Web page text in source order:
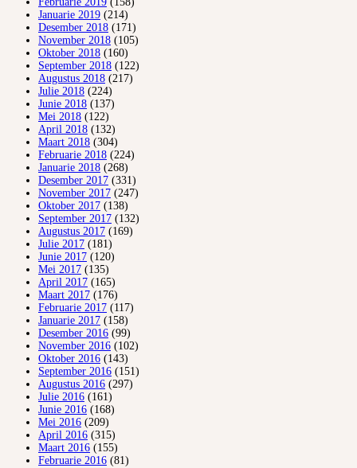
Januarie 2019 (214)
Desember 2018 (171)
November 2018 (105)
Oktober 2018 (160)
September 2018 (122)
Augustus 2018 (217)
Julie 2018 (224)
Junie 2018 (137)
Mei 2018 (122)
April 2018 (132)
Maart 2018 (304)
Februarie 2018 (224)
Januarie 2018 (268)
Desember 2017 (331)
November 2017 (247)
Oktober 2017 (138)
September 2017 (132)
Augustus 2017 (169)
Julie 2017 (181)
Junie 2017 (120)
Mei 2017 (135)
April 2017 (165)
Maart 2017 (176)
Februarie 2017 (117)
Januarie 2017 (158)
Desember 2016 (99)
November 2016 (102)
Oktober 2016 (143)
September 2016 (151)
Augustus 2016 (297)
Julie 2016 (161)
Junie 2016 (168)
Mei 2016 (209)
April 2016 (315)
Maart 2016 (155)
Februarie 2016 (81)